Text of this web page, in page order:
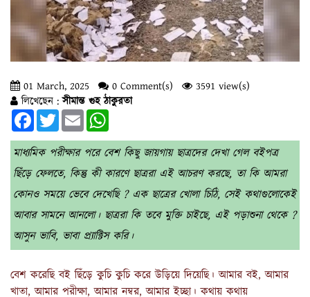
01 March, 2025 0 Comment(s)
3591 view(s)
লিখেছেন :সীমান্ত গুহ ঠাকুরতা
FacebookTwitterEmail
মাধ্যমিক পরীক্ষার পরে বেশ কিছু জায়গায় ছাত্রদের দেখা গেল বইপত্র
ছিঁড়ে ফেলতে, কিন্তু কী কারণে ছাত্ররা এই আচরণ করছে, তা কি আমরা
কোনও সময়ে ভেবে দেখেছি ? এক ছাত্রের খোলা চিঠি, সেই কথাগুলোকেই
আবার সামনে আনলো। ছাত্ররা কি তবে মুক্তি চাইছে, এই পড়াশুনা থেকে ?
আসুন ভাবি, ভাবা প্র্যাক্টিস করি।
বেশ করেছি বই ছিঁড়ে কুচি কুচি করে উড়িয়ে দিয়েছি। আমার বই, আমার
খাতা, আমার পরীক্ষা, আমার নম্বর, আমার ইচ্ছা। কথায় কথায়